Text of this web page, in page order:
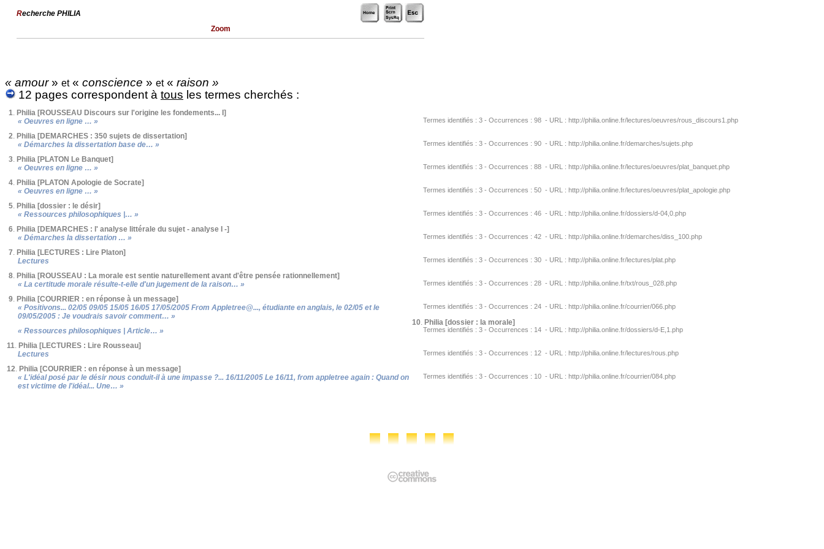
Recherche PHILIA
Zoom
« amour» et« conscience » et« raison »
12 pages correspondent à tous les termes cherchés :
1. Philia [ROUSSEAU Discours sur l'origine les fondements... I]
« Oeuvres en ligne … »
Termes identifiés : 3 - Occurrences : 98 - URL : http://philia.online.fr/lectures/oeuvres/rous_discours1.php
2. Philia [DEMARCHES : 350 sujets de dissertation]
« Démarches la dissertation base de… »
Termes identifiés : 3 - Occurrences : 90 - URL : http://philia.online.fr/demarches/sujets.php
3. Philia [PLATON Le Banquet]
« Oeuvres en ligne … »
Termes identifiés : 3 - Occurrences : 88 - URL : http://philia.online.fr/lectures/oeuvres/plat_banquet.php
4. Philia [PLATON Apologie de Socrate]
« Oeuvres en ligne … »
Termes identifiés : 3 - Occurrences : 50 - URL : http://philia.online.fr/lectures/oeuvres/plat_apologie.php
5. Philia [dossier : le désir]
« Ressources philosophiques |… »
Termes identifiés : 3 - Occurrences : 46 - URL : http://philia.online.fr/dossiers/d-04,0.php
6. Philia [DEMARCHES : l' analyse littérale du sujet - analyse I -]
« Démarches la dissertation … »
Termes identifiés : 3 - Occurrences : 42 - URL : http://philia.online.fr/demarches/diss_100.php
7. Philia [LECTURES : Lire Platon]
Lectures
Termes identifiés : 3 - Occurrences : 30 - URL : http://philia.online.fr/lectures/plat.php
8. Philia [ROUSSEAU : La morale est sentie naturellement avant d'être pensée rationnellement]
« La certitude morale résulte-t-elle d'un jugement de la raison… »
Termes identifiés : 3 - Occurrences : 28 - URL : http://philia.online.fr/txt/rous_028.php
9. Philia [COURRIER : en réponse à un message]
« Positivons... 02/05 09/05 15/05 16/05 17/05/2005 From Appletree@..., étudiante en anglais, le 02/05 et le
09/05/2005 : Je voudrais savoir comment… »
Termes identifiés : 3 - Occurrences : 24 - URL : http://philia.online.fr/courrier/066.php
10. Philia [dossier : la morale]
« Ressources philosophiques | Article… »
Termes identifiés : 3 - Occurrences : 14 - URL : http://philia.online.fr/dossiers/d-E,1.php
11. Philia [LECTURES : Lire Rousseau]
Lectures
Termes identifiés : 3 - Occurrences : 12 - URL : http://philia.online.fr/lectures/rous.php
12. Philia [COURRIER : en réponse à un message]
« L'idéal posé par le désir nous conduit-il à une impasse ?... 16/11/2005 Le 16/11, from appletree again : Quand on
est victime de l'idéal... Une… »
Termes identifiés : 3 - Occurrences : 10 - URL : http://philia.online.fr/courrier/084.php